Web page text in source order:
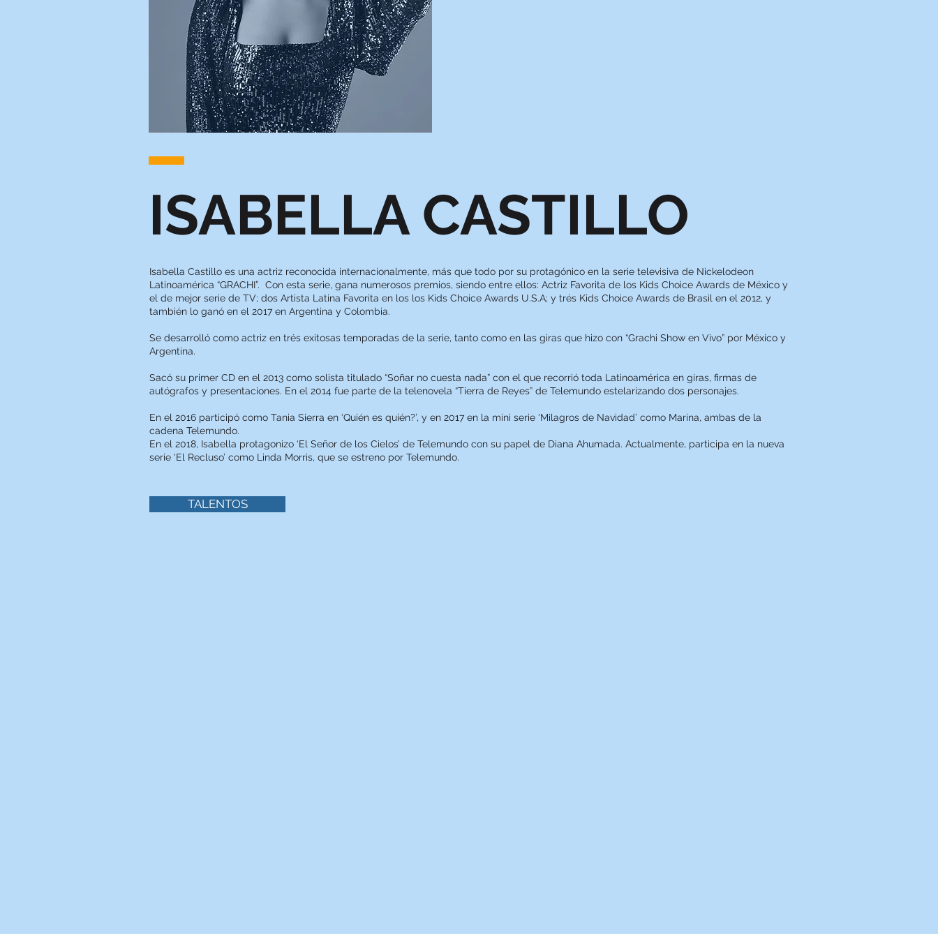
ISABELLA CASTILLO
Isabella Castillo es una actriz reconocida internacionalmente, más que todo por su protagónico en la serie televisiva de Nickelodeon
Latinoamérica “GRACHI”. Con esta serie, gana numerosos premios, siendo entre ellos: Actriz Favorita de los Kids Choice Awards de México y
el de mejor serie de TV; dos Artista Latina Favorita en los los Kids Choice Awards U.S.A; y trés Kids Choice Awards de Brasil en el 2012, y
también lo ganó en el 2017 en Argentina y Colombia.​
Se desarrolló como actriz en trés exitosas temporadas de la serie, tanto como en las giras que hizo con “Grachi Show en Vivo” por México y
Argentina.​
Sacó su primer CD en el 2013 como solista titulado “Soñar no cuesta nada” con el que recorrió toda Latinoamérica en giras, firmas de
autógrafos y presentaciones. En el 2014 fue parte de la telenovela “Tierra de Reyes” de Telemundo estelarizando dos personajes.​
En el 2016 participó como Tania Sierra en ‘Quién es quién?’, y en 2017 en la mini serie ‘Milagros de Navidad’ como Marina, ambas de la
cadena Telemundo.​
En el 2018, Isabella protagonizo ‘El Señor de los Cielos’ de Telemundo con su papel de Diana Ahumada. Actualmente, participa en la nueva
serie ‘El Recluso’ como Linda Morris, que se estreno por Telemundo.
TALENTOS